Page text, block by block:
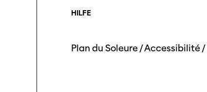
HILFE
Plan du Soleure/Accessibilité/